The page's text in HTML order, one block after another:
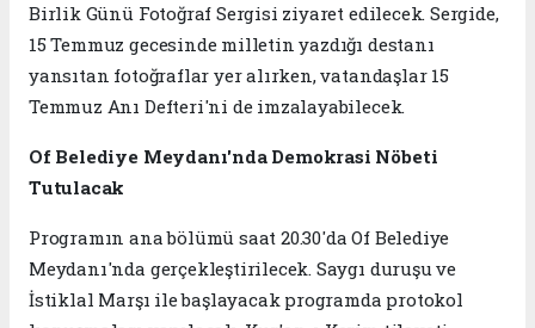
Birlik Günü Fotoğraf Sergisi ziyaret edilecek. Sergide,
15 Temmuz gecesinde milletin yazdığı destanı
yansıtan fotoğraflar yer alırken, vatandaşlar 15
Temmuz Anı Defteri'ni de imzalayabilecek.
Of Belediye Meydanı'nda Demokrasi Nöbeti
Tutulacak
Programın ana bölümü saat 20.30'da Of Belediye
Meydanı'nda gerçekleştirilecek. Saygı duruşu ve
İstiklal Marşı ile başlayacak programda protokol